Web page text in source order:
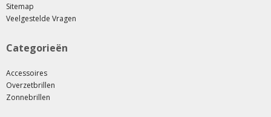
Sitemap
Veelgestelde Vragen
Categorieën
Accessoires
Overzetbrillen
Zonnebrillen